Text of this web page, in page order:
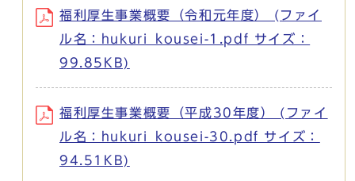
福利厚生事業概要（令和元年度） (ファイ
ル名：hukuri_kousei-1.pdf サイズ：
99.85KB)
福利厚生事業概要（平成30年度） (ファイ
ル名：hukuri_kousei-30.pdf サイズ：
94.51KB)